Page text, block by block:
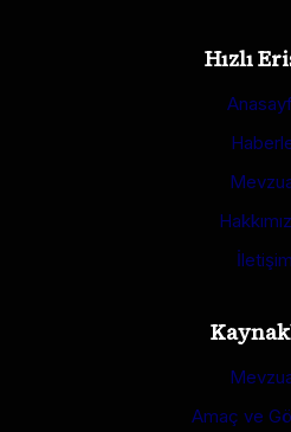
Hızlı
İletişim
Amaç ve